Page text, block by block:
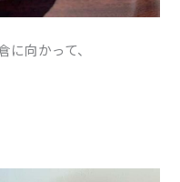
向かって、